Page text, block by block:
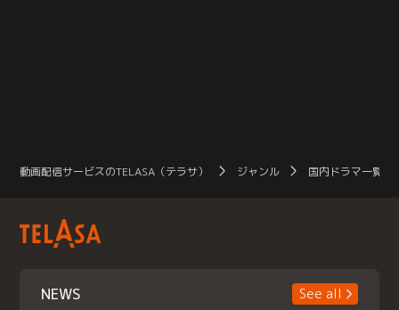
動画配信サービスのTELASA（テラサ） ジャンル 国内ドラマ一覧（
NEWS See all